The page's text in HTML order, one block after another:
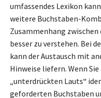
umfassendes Lexikon
weitere Buchstaben-
Zusammenhang
besser zu verstehen. Bei
kann der Austausch mit
Hinweise liefern. Wenn
„unterdrückten Lauts“
geforderten Buchstaben